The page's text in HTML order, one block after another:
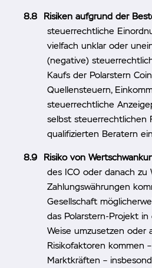
Risiken aufgrund der
steuerrechtliche
vielfach unklar oder
(negative)
Kaufs der Polarstern
Quellensteuern,
steuerrechtliche
selbst steuerrechtlichen
qualifizierten Beratern
Risiko von
des ICO oder danach
Zahlungswährungen
Gesellschaft
das Polarstern-Projekt
Weise umzusetzen oder
Risikofaktoren kommen
Marktkräften –